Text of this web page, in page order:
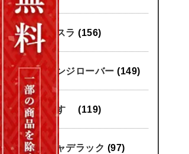
テスラ (156)
レンジローバー (149)
いすゞ (119)
キャデラック (97)